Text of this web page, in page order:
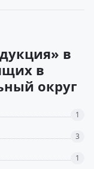
в
в
округ
1
3
1